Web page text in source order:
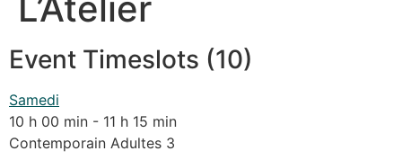
Event Timeslots (10)
Samedi
10 h 00 min - 11 h 15 min
Contemporain Adultes 3